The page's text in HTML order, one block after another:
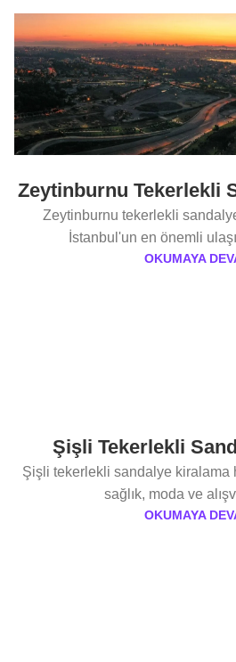
Zeytinburnu Tekerlekli
Zeytinburnu tekerlekli
İstanbul'un en önemli
OKUMAYA
Şişli Tekerlekli
Şişli tekerlekli sandalye kiralama
sağlık, moda ve
OKUMAYA